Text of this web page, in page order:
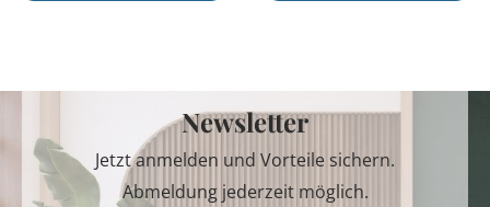
Newsletter
Jetzt anmelden und Vorteile sichern.
Abmeldung jederzeit möglich.